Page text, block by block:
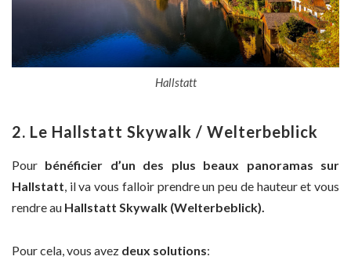
Hallstatt
2. Le Hallstatt Skywalk / Welterbeblick
Pour bénéficier d’un des plus beaux panoramas sur
Hallstatt, il va vous falloir prendre un peu de hauteur et vous
rendre au Hallstatt Skywalk (Welterbeblick).
Pour cela, vous avez deux solutions: